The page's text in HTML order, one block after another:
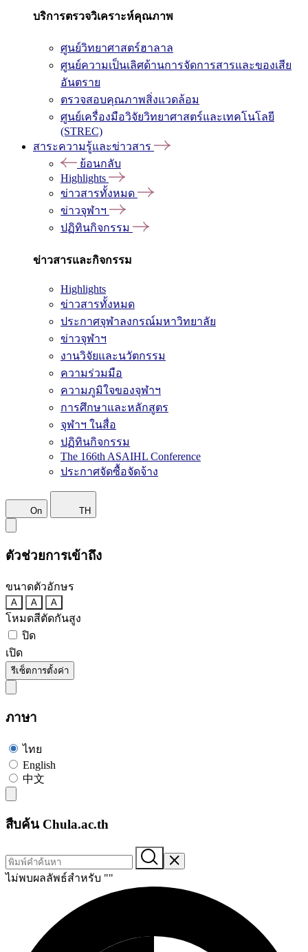
บริการตรวจวิเคราะห์คุณภาพ
ศูนย์วิทยาศาสตร์ฮาลาล
ศูนย์ความเป็นเลิศด้านการจัดการสารและของเสีย
อันตราย
ตรวจสอบคุณภาพสิ่งแวดล้อม
ศูนย์เครื่องมือวิจัยวิทยาศาสตร์และเทคโนโลยี
(STREC)
สาระความรู้และข่าวสาร
ย้อนกลับ
Highlights
ข่าวสารทั้งหมด
ข่าวจุฬาฯ
ปฏิทินกิจกรรม
ข่าวสารและกิจกรรม
Highlights
ข่าวสารทั้งหมด
ประกาศจุฬาลงกรณ์มหาวิทยาลัย
ข่าวจุฬาฯ
งานวิจัยและนวัตกรรม
ความร่วมมือ
ความภูมิใจของจุฬาฯ
การศึกษาและหลักสูตร
จุฬาฯ ในสื่อ
ปฏิทินกิจกรรม
The 166th ASAIHL Conference
ประกาศจัดซื้อจัดจ้าง
On TH
ตัวช่วยการเข้าถึง
ขนาดตัวอักษร
A A A
โหมดสีตัดกันสูง
ปิด
เปิด
รีเซ็ตการตั้งค่า
ภาษา
ไทย
English
中文
สืบค้น Chula.ac.th
ไม่พบผลลัพธ์สำหรับ ""